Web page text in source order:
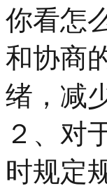
你看怎
和协商
绪，减
２、对
时规定